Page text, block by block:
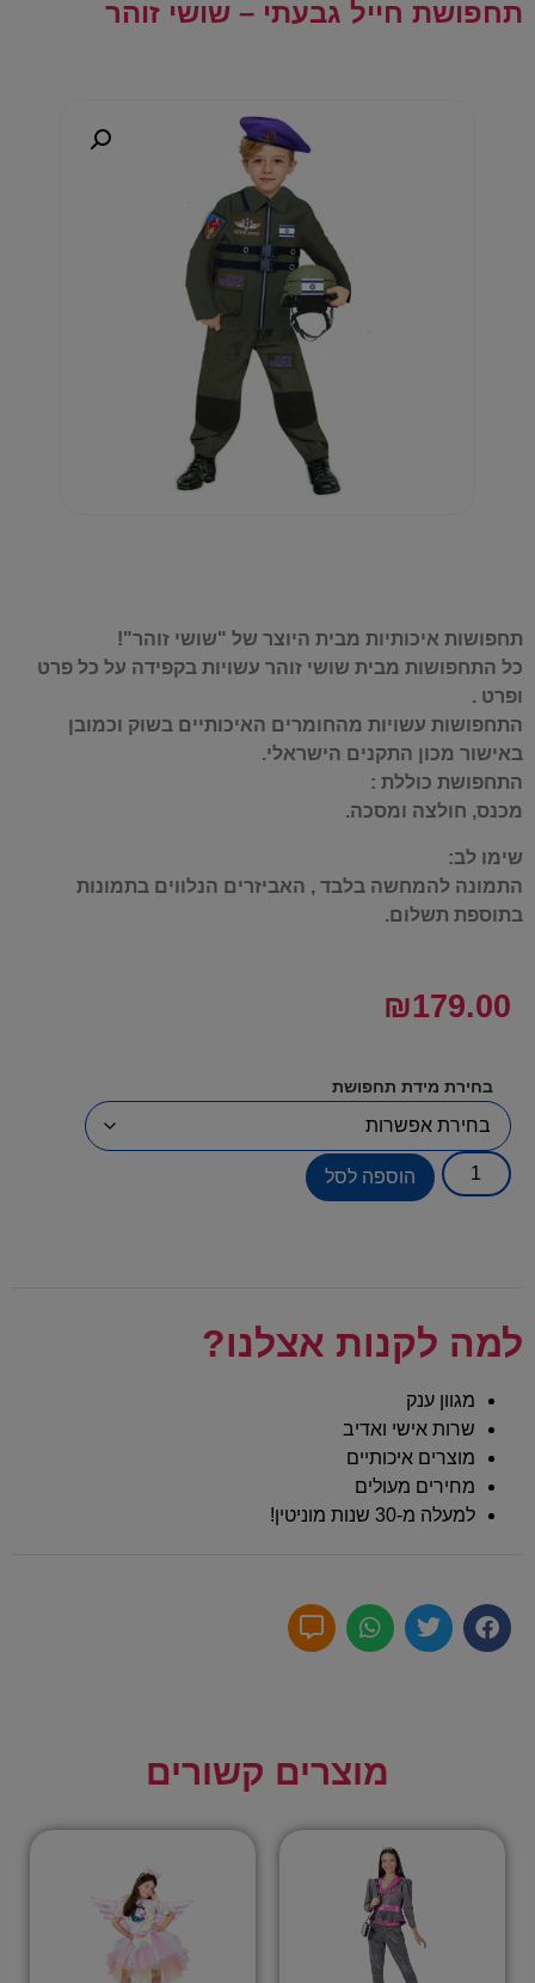
תחפושת חייל גבעתי – שושי זוהר
תחפושות איכותיות מבית היוצר של "שושי זוהר"!
כל התחפושות מבית שושי זוהר עשויות בקפידה על כל פרט
ופרט .
התחפושות עשויות מהחומרים האיכותיים בשוק וכמובן
באישור מכון התקנים הישראלי.
התחפושת כוללת :
מכנס, חולצה ומסכה.
שימו לב:
התמונה להמחשה בלבד , האביזרים הנלווים בתמונות
בתוספת תשלום.
₪179.00
בחירת מידת תחפושת
הוספה לסל
למה לקנות אצלנו?
מגוון ענק
שרות אישי ואדיב
מוצרים איכותיים
מחירים מעולים
למעלה מ-30 שנות מוניטין!
מוצרים קשורים